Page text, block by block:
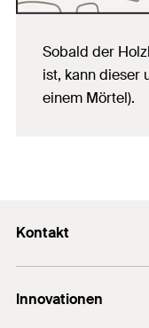
Sobald der
ist, kann dieser
einem Mörtel).
Kontakt
E-Mail Allchemet AG
Innovationen